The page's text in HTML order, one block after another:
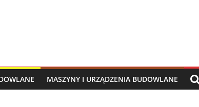
MASZYNY I URZĄDZENIA BUDOWLANE